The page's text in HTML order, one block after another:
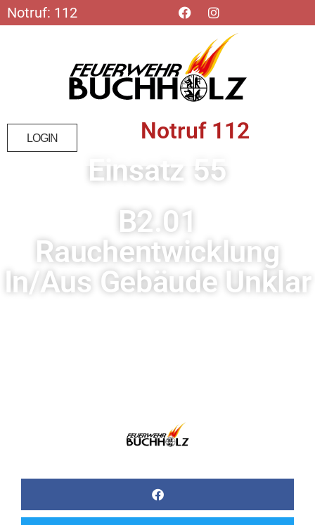
Notruf: 112
Notruf 112
LOGIN
Einsatz 55
B2.01
Rauchentwicklung
In/aus Gebäude Unklar